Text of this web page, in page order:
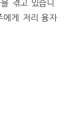
겪고 있습니
에게 저리 융자